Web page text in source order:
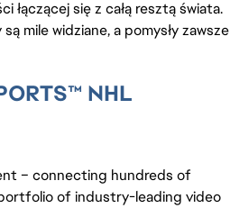
łączącej się z całą resztą świata.
mile widziane, a pomysły zawsze
™ NHL
– connecting hundreds of
of industry-leading video